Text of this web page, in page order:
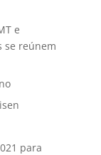
e
se reúnem
para